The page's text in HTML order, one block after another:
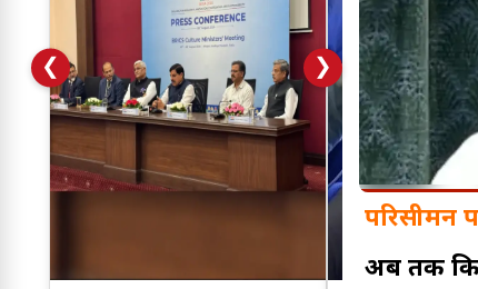
❮ ❯
परिसीमन
अब तक